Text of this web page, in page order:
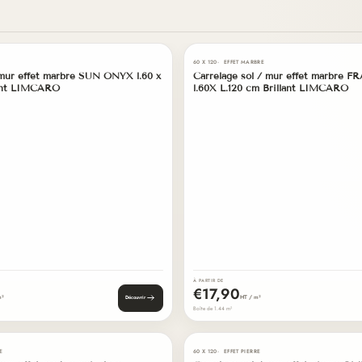
effet marbre SUN ONYX l.60 x
LIMCARO
Découvrir
BEST-SELLER
EN STOCK
60 X 120 EFFET MARBRE
Carrelage sol / mur effet marbre
l.60X L.120 cm Brillant LIMCARO
À PARTIR DE
€17,90HT / m²
Boîte de 1.44 m²
BEST-SELLER
60 X 120 EFFET PIERRE